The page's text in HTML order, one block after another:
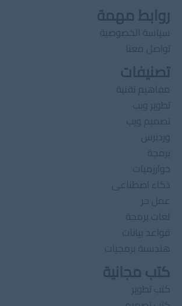
روابط مهمة
سياسة الخصوصية
تواصل معنا
تصنيفات
مفاهيم تقنية
تطوير ويب
تصميم ويب
وردبرس
برمجة
خوارزميات
ذكاء اصطناعى
عمل حر
لغات برمجة
قواعد بيانات
هندسىة برمجيات
كتب مجانية
كتب تطوير